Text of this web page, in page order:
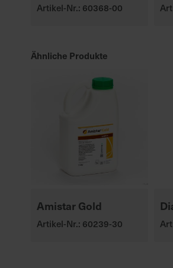
Artikel-Nr.: 60368-00
Ähnliche Produkte
Amistar Gold
Artikel-Nr.: 60239-30